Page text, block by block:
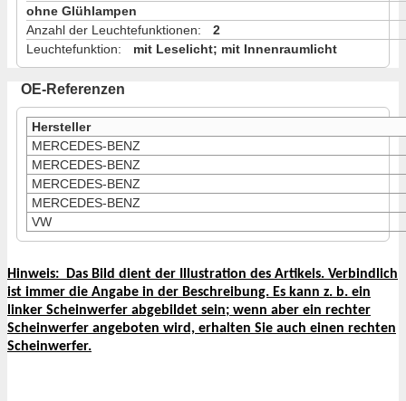
ohne Glühlampen
Anzahl der Leuchtefunktionen:
2
Leuchtefunktion: mit Leselicht; mit Innenraumlicht
OE-Referenzen
Hersteller
MERCEDES-BENZ
MERCEDES-BENZ
MERCEDES-BENZ
MERCEDES-BENZ
VW
Hinweis:
Das Bild dient der Illustration des Artikels. Verbindlich
ist immer die Angabe in der Beschreibung. Es kann z. b. ein
linker Scheinwerfer abgebildet sein; wenn aber ein rechter
Scheinwerfer angeboten wird, erhalten Sie auch einen rechten
Scheinwerfer.